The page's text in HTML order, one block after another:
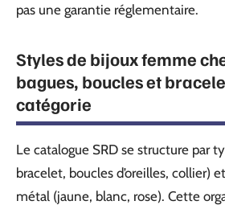
pas une garantie réglementaire.
Styles de bijoux femme
bagues, boucles et
catégorie
Le catalogue SRD se structure par
bracelet, boucles d’oreilles, collier)
métal (jaune, blanc, rose). Cette